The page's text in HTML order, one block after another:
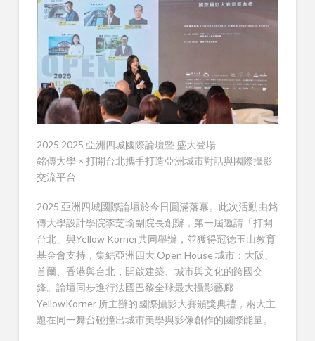
2025 2025 亞洲四城國際論壇暨 盛大登場
銘傳大學 × 打開台北攜手打造亞洲城市對話與國際攝影
交流平台
2025 亞洲四城國際論壇於今日圓滿落幕。此次活動由銘
傳大學設計學院李芝瑜副院長創辦，第一屆邀請「打開
台北」與Yellow Korner共同舉辦，並獲得冠德玉山教育
基金會支持，集結亞洲四大 Open House 城市：大阪、
首爾、香港與台北，開啟建築、城市與文化的跨國交
鋒。論壇同步進行法國巴黎全球最大攝影藝廊
YellowKorner 所主辦的國際攝影大賽頒獎典禮，兩大主
題在同一舞台碰撞出城市美學與影像創作的國際能量。